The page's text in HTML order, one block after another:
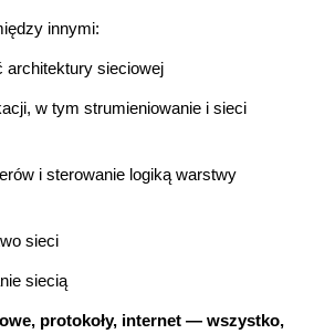
innymi:
architektury sieciowej
w tym strumieniowanie i sieci
i sterowanie logiką warstwy
sieci
siecią
protokoły, internet — wszystko,